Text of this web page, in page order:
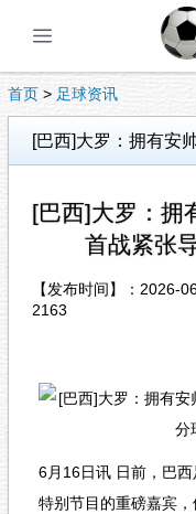
首页 > 足球资讯
[巴西]大罗：拥
首战紧张
【发布时间】：2026-
2163
6月16日讯 日前，巴西
特别节目的重磅嘉宾